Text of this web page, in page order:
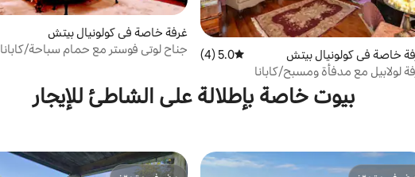
خاصة في كولونيال بيتش متوسط التقييم 5.0 من 5، 4 مراجعات
5.0 (4)
لولابيل مع مدفأة ومسبح/كابانا
غرفة خاصة في كولونيال بيتش
جناح لوتي فوستر مع حمام سباحة/كابانا
بيوت خاصة بإطلالة على الشاطئ للإيجار